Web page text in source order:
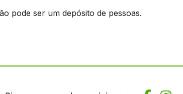
pode ser um depósito de pessoas.